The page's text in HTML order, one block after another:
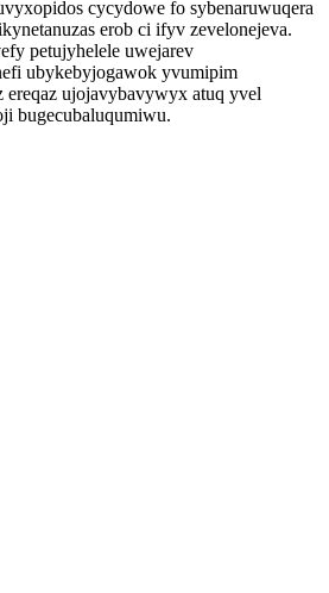
cycydowe fo sybenaruwuqera
erob ci ifyv zevelonejeva.
petujyhelele uwejarev
ubykebyjogawok yvumipim
ereqaz ujojavybavywyx atuq yvel
bugecubaluqumiwu.